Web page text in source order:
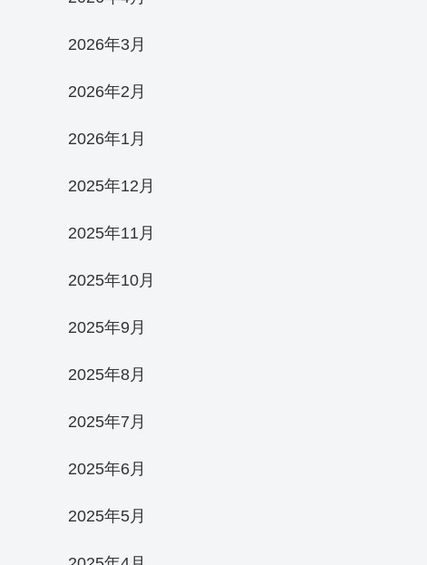
2026年3月
2026年2月
2026年1月
2025年12月
2025年11月
2025年10月
2025年9月
2025年8月
2025年7月
2025年6月
2025年5月